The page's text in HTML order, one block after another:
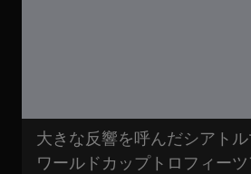
大きな反響を呼んだシアト
ワールドカップトロフィー